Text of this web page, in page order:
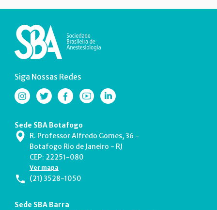
Siga Nossas Redes
Sede SBA Botafogo
R. Professor Alfredo Gomes, 36 -
Botafogo Rio de Janeiro - RJ
CEP: 22251-080
Ver mapa
(21) 3528-1050
Sede SBA Barra